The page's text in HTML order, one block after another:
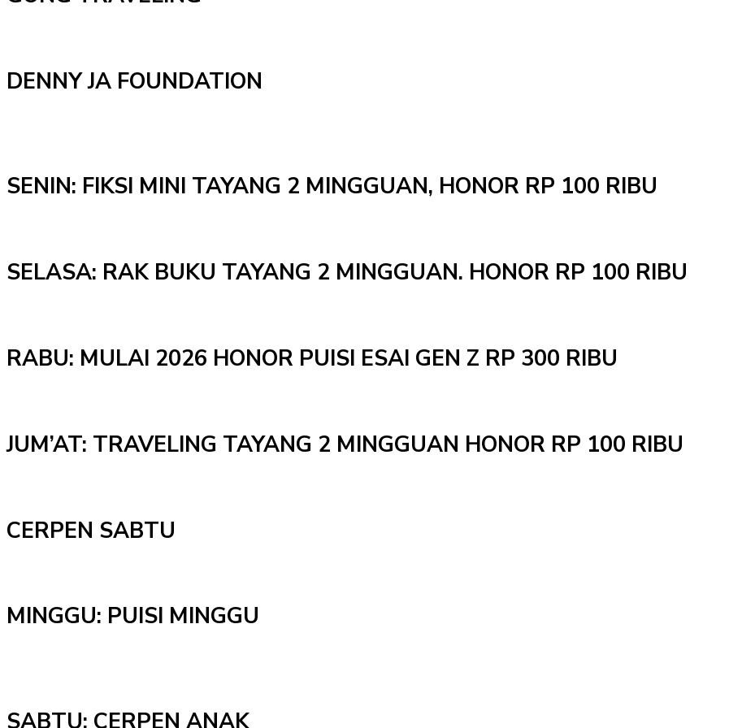
DENNY JA FOUNDATION
SENIN: FIKSI MINI TAYANG 2 MINGGUAN, HONOR RP 100 RIBU
SELASA: RAK BUKU TAYANG 2 MINGGUAN. HONOR RP 100 RIBU
RABU: MULAI 2026 HONOR PUISI ESAI GEN Z RP 300 RIBU
JUM’AT: TRAVELING TAYANG 2 MINGGUAN HONOR RP 100 RIBU
CERPEN SABTU
MINGGU: PUISI MINGGU